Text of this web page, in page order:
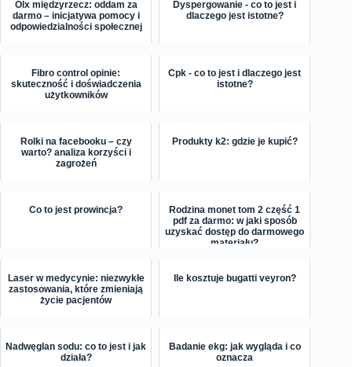
Olx międzyrzecz: oddam za
darmo – inicjatywa pomocy i
odpowiedzialności społecznej
Dyspergowanie - co to jest i
dlaczego jest istotne?
Fibro control opinie:
skuteczność i doświadczenia
użytkowników
Cpk - co to jest i dlaczego jest
istotne?
Rolki na facebooku – czy
warto? analiza korzyści i
zagrożeń
Produkty k2: gdzie je kupić?
Co to jest prowincja?
Rodzina monet tom 2 część 1
pdf za darmo: w jaki sposób
uzyskać dostęp do darmowego
materiału?
Laser w medycynie: niezwykłe
zastosowania, które zmieniają
życie pacjentów
Ile kosztuje bugatti veyron?
Nadwęglan sodu: co to jest i jak
działa?
Badanie ekg: jak wygląda i co
oznacza